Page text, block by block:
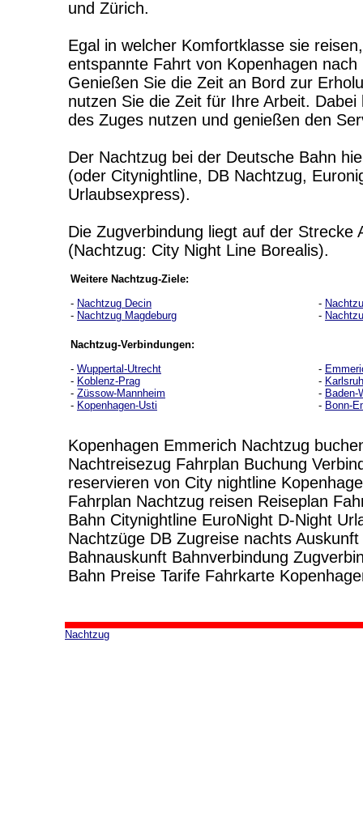
und Zürich.
Egal in welcher Komfortklasse sie
entspannte Fahrt von Kopenhagen
Genießen Sie die Zeit an Bord zur
nutzen Sie die Zeit für Ihre Arbeit.
des Zuges nutzen und genießen den
Der Nachtzug bei der Deutsche Bahn
(oder Citynightline, DB Nachtzug,
Urlaubsexpress).
Die Zugverbindung liegt auf der Strecke
(Nachtzug: City Night Line Borealis).
Weitere Nachtzug-Ziele:
- Nachtzug Decin
- Nachtzug Magdeburg
-
-
Nachtzug-Verbindungen:
- Wuppertal-Utrecht
- Koblenz-Prag
- Züssow-Mannheim
- Kopenhagen-Usti
-
-
- Baden-
- Bonn-
Kopenhagen Emmerich Nachtzug
Nachtreisezug Fahrplan Buchung
reservieren von City nightline
Fahrplan Nachtzug reisen Reiseplan
Bahn Citynightline EuroNight D-Night
Nachtzüge DB Zugreise nachts
Bahnauskunft Bahnverbindung
Bahn Preise Tarife Fahrkarte
Nachtzug